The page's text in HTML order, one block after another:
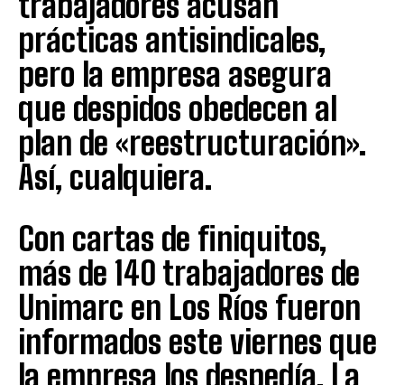
prácticas antisindicales,
pero la empresa asegura
que despidos obedecen al
plan de «reestructuración».
Así, cualquiera.
Con cartas de finiquitos,
más de 140 trabajadores de
Unimarc en Los Ríos fueron
informados este viernes que
la empresa los despedía. La